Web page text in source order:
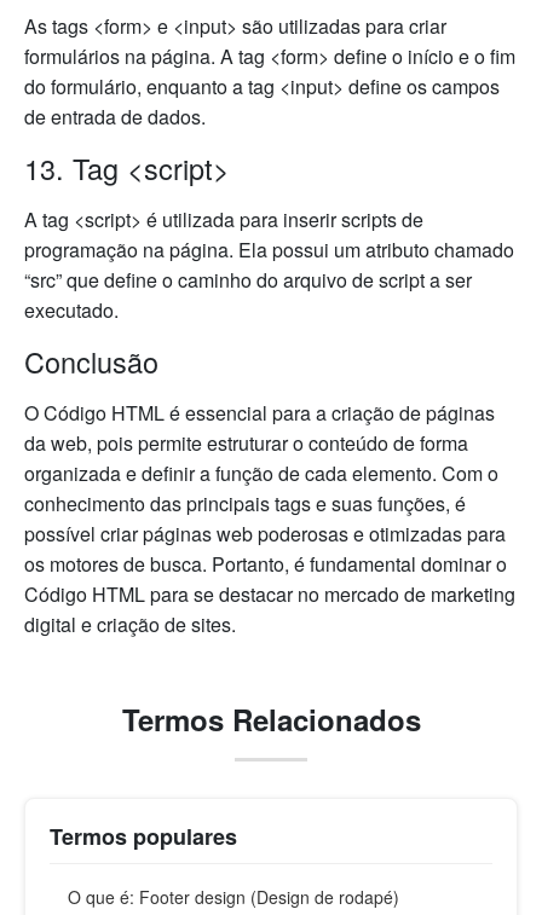
As tags <form> e <input> são utilizadas para criar
formulários na página. A tag <form> define o início e o fim
do formulário, enquanto a tag <input> define os campos
de entrada de dados.
13. Tag <script>
A tag <script> é utilizada para inserir scripts de
programação na página. Ela possui um atributo chamado
“src” que define o caminho do arquivo de script a ser
executado.
Conclusão
O Código HTML é essencial para a criação de páginas
da web, pois permite estruturar o conteúdo de forma
organizada e definir a função de cada elemento. Com o
conhecimento das principais tags e suas funções, é
possível criar páginas web poderosas e otimizadas para
os motores de busca. Portanto, é fundamental dominar o
Código HTML para se destacar no mercado de marketing
digital e criação de sites.
Termos Relacionados
Termos populares
O que é: Footer design (Design de rodapé)